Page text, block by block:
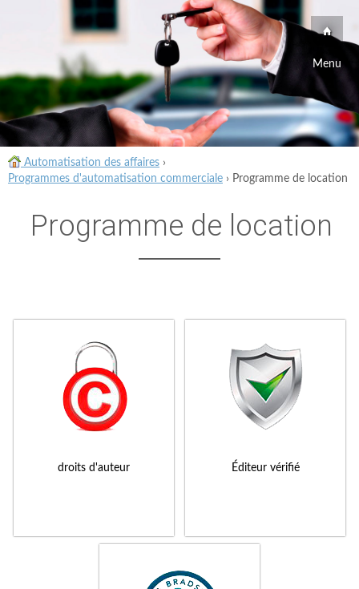
Menu
Automatisation des affaires ›
Programmes d'automatisation commerciale › Programme de location
Programme de location
droits d'auteur Éditeur vérifié